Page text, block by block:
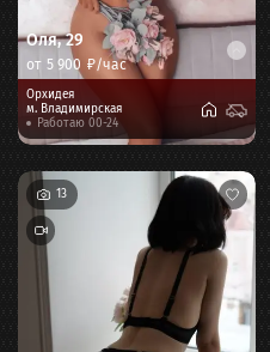
Оля,29
от 5 900 ₽/час
Орхидея
м. Владимирская
Работаю 00-24
13